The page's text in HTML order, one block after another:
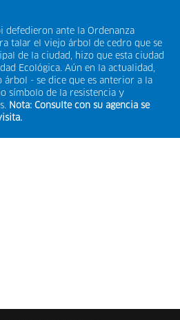
defedieron ante la Ordenanza
talar el viejo árbol de cedro que se
de la ciudad, hizo que esta ciudad
Ecológica. Aún en la actualidad,
árbol - se dice que es anterior a la
símbolo de la resistencia y
Nota: Consulte con su agencia se